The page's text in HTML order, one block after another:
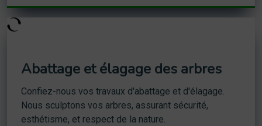
Abattage et élagage des arbres
Confiez-nous vos travaux d'abattage et d'élagage.
Nous sculptons vos arbres, assurant sécurité,
esthétisme, et respect de la nature.